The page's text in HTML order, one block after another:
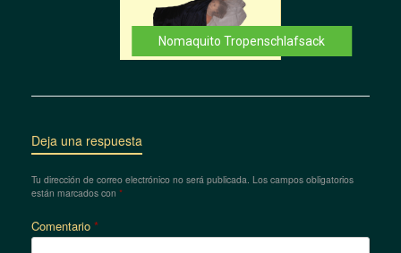
Nomaquito Tropenschlafsack
Deja una respuesta
Tu dirección de correo electrónico no será publicada. Los campos obligatorios
están marcados con *
Comentario *